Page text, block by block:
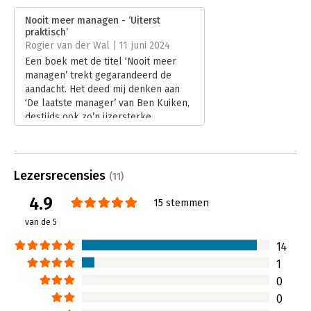
Verschijningsdatum:
17-11-2023
Hoofdrubriek: Algemeen management
management
Nooit meer managen - ‘Uiterst
praktisch’
Rogier van der Wal | 11 juni 2024
Een boek met de titel ‘Nooit meer
managen’ trekt gegarandeerd de
aandacht. Het deed mij denken aan
‘De laatste manager’ van Ben Kuiken,
destijds ook zo’n ijzersterke,
overlaten, dat spaart tijd en geeft jou
kracht vooruit te kunnen gaan.
Lees verder
Lezersrecensies (11)
4.9
van de 5
15 stemmen
14
1
0
0